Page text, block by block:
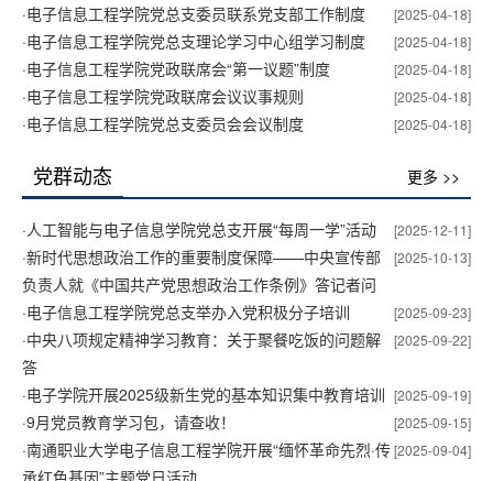
[2025-04-18]
·电子信息工程学院党总支委员联系党支部工作制度
[2025-04-18]
·电子信息工程学院党总支理论学习中心组学习制度
[2025-04-18]
·电子信息工程学院党政联席会“第一议题”制度
[2025-04-18]
·电子信息工程学院党政联席会议议事规则
[2025-04-18]
·电子信息工程学院党总支委员会会议制度
党群动态 更多 >>
[2025-12-11]
·人工智能与电子信息学院党总支开展“每周一学”活动
[2025-10-13]
·新时代思想政治工作的重要制度保障——中央宣传部
负责人就《中国共产党思想政治工作条例》答记者问
[2025-09-23]
·电子信息工程学院党总支举办入党积极分子培训
[2025-09-22]
·中央八项规定精神学习教育：关于聚餐吃饭的问题解
答
[2025-09-19]
·电子学院开展2025级新生党的基本知识集中教育培训
[2025-09-15]
·9月党员教育学习包，请查收！
[2025-09-04]
·南通职业大学电子信息工程学院开展“缅怀革命先烈·传
承红色基因”主题党日活动